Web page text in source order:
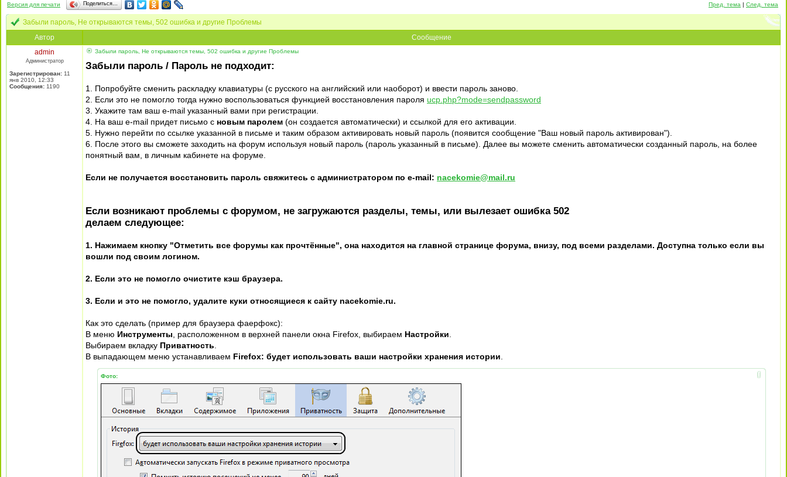
Версия для печати Поделиться… Пред. тема | След. тема
Забыли пароль, Не открываются темы, 502 ошибка и другие Проблемы
Автор
Сообщение
admin
Администратор
Зарегистрирован: 11
янв 2010, 12:33
Сообщения: 1190
Забыли пароль, Не открываются темы, 502 ошибка и другие Проблемы
Забыли пароль / Пароль не подходит:
1. Попробуйте сменить раскладку клавиатуры (с русского на английский или наоборот) и ввести пароль заново.
2. Если это не помогло тогда нужно воспользоваться функцией восстановления пароля ucp.php?mode=sendpassword
3. Укажите там ваш e-mail указанный вами при регистрации.
4. На ваш e-mail придет письмо с новым паролем (он создается автоматически) и ссылкой для его активации.
5. Нужно перейти по ссылке указанной в письме и таким образом активировать новый пароль (появится сообщение "Ваш новый пароль активирован").
6. После этого вы сможете заходить на форум используя новый пароль (пароль указанный в письме). Далее вы можете сменить автоматически созданный пароль, на более
понятный вам, в личным кабинете на форуме.
Если не получается восстановить пароль свяжитесь с администратором по e-mail: nacekomie@mail.ru
Если возникают проблемы с форумом, не загружаются разделы, темы, или вылезает ошибка 502
делаем следующее:
1. Нажимаем кнопку "Отметить все форумы как прочтённые", она находится на главной странице форума, внизу, под всеми разделами. Доступна только если вы
вошли под своим логином.
2. Если это не помогло очистите кэш браузера.
3. Если и это не помогло, удалите куки относящиеся к сайту nacekomie.ru.
Как это сделать (пример для браузера фаерфокс):
В меню Инструменты , расположенном в верхней панели окна Firefox, выбираем Настройки
Выбираем вкладку Приватность
В выпадающем меню устанавливаем Firefox: будет использовать ваши настройки хранения истории
Фото: